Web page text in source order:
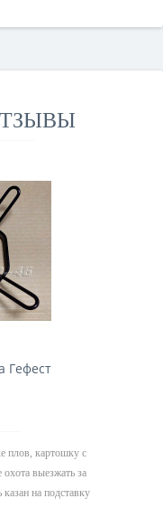
Гефест
плов, картошку с
выезжать за
на подставку